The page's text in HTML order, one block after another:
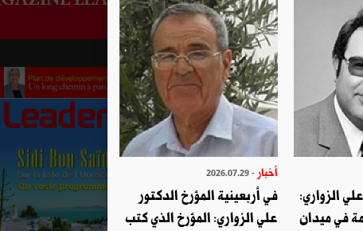
الزواري:
في ميدان
أخبار - 2026.07.29
في أربعينية المؤرخ الدكتور
علي الزواري: المؤرخ الذي كتب